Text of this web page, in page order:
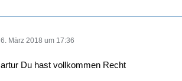
6. März 2018 um 17:36
artur Du hast vollkommen Recht